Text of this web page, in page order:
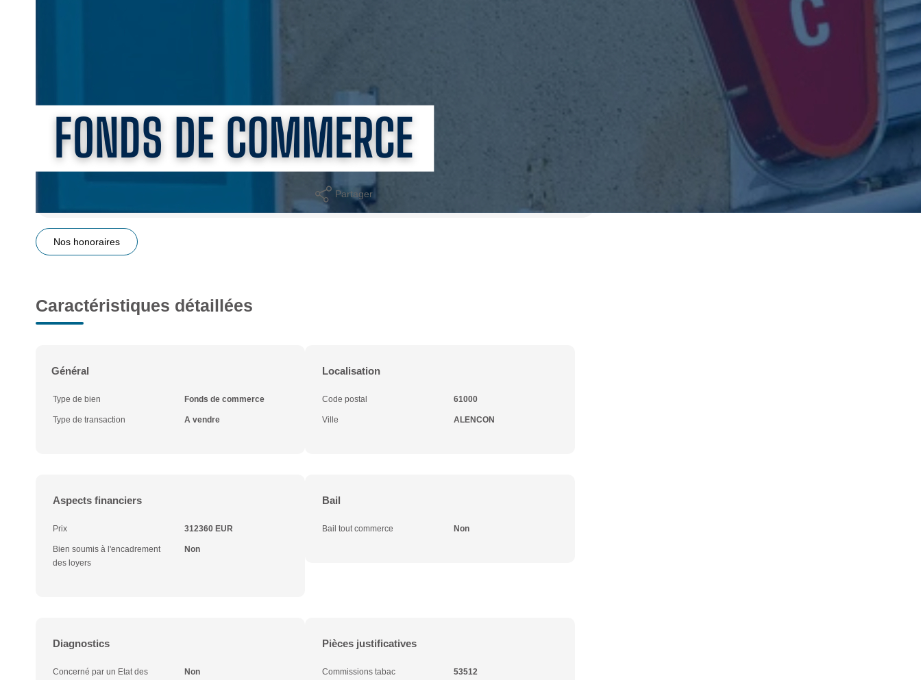
10 agences pour vous accueillir, 40 ans d'expertise. Nous saurons vous accompagner de votre recherche jusqu'à votre
reprise. ( visites, compromis, protocoles, expertise comptable, prévision, recherche de capitaux etc.)
Orne Manche Calvados Côte Normande Bord de mer Normandie
** €312 360 honoraires inclus | €285 000 hors honoraires| Honoraires : 9.6% TTC à la charge de l'acquéreur
Partager Calculer mon budget
Nos honoraires
Caractéristiques détaillées
Général
Type de bien Fonds de commerce
Type de transaction A vendre
Localisation
Code postal 61000
Ville ALENCON
Aspects financiers
Prix 312360 EUR
Bien soumis à l'encadrement
des loyers
Non
Bail
Bail tout commerce Non
Diagnostics
Concerné par un Etat des
Non
Pièces justificatives
Commissions tabac 53512